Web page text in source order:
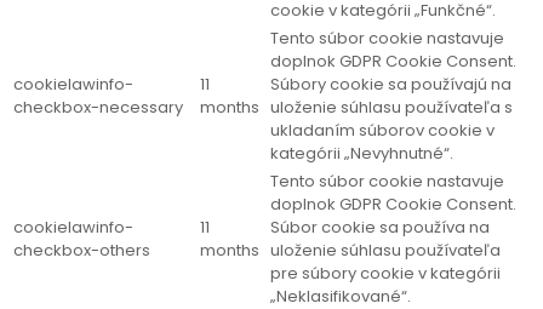
cookie v kategórii „Funkčné“.
cookielawinfo-
checkbox-necessary
11
months
Tento súbor cookie nastavuje
doplnok GDPR Cookie Consent.
Súbory cookie sa používajú na
uloženie súhlasu používateľa s
ukladaním súborov cookie v
kategórii „Nevyhnutné“.
cookielawinfo-
checkbox-others
11
months
Tento súbor cookie nastavuje
doplnok GDPR Cookie Consent.
Súbor cookie sa používa na
uloženie súhlasu používateľa
pre súbory cookie v kategórii
„Neklasifikované“.